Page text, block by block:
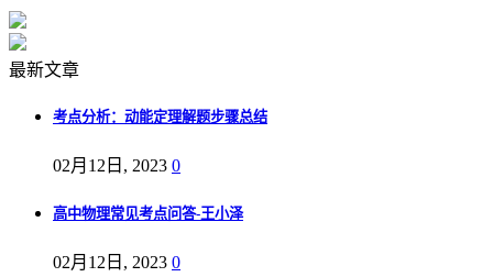
最新文章
考点分析：动能定理解题步骤总结
02月12日, 2023 0
高中物理常见考点问答-王小泽
02月12日, 2023 0